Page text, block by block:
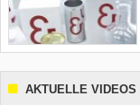
AKTUELLE VIDEOS